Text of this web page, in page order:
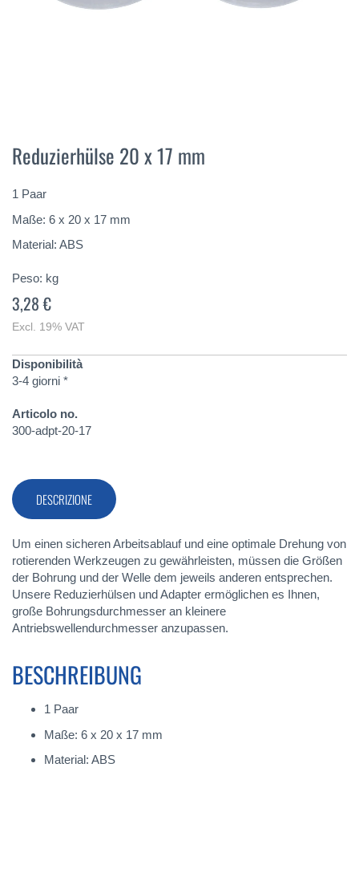
della
di
Reduzierhülse 20 x 17 mm
1 Paar
Maße: 6 x 20 x 17 mm
Material: ABS
Peso: kg
3,28 €
Excl. 19% VAT
Disponibilità
3-4 giorni *
Articolo no.
300-adpt-20-17
DESCRIZIONE
Um einen sicheren Arbeitsablauf und eine optimale Drehung von
rotierenden Werkzeugen zu gewährleisten, müssen die Größen
der Bohrung und der Welle dem jeweils anderen entsprechen.
Unsere Reduzierhülsen und Adapter ermöglichen es Ihnen,
große Bohrungsdurchmesser an kleinere
Antriebswellendurchmesser anzupassen.
BESCHREIBUNG
1 Paar
Maße: 6 x 20 x 17 mm
Material: ABS